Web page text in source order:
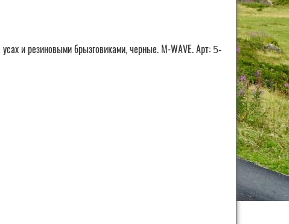
и резиновыми брызговиками, черные. M-WAVE. Арт: 5-